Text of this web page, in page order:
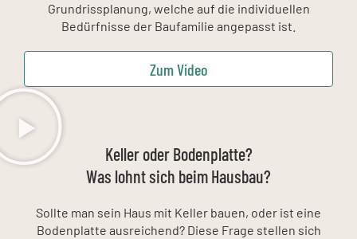
Grundrissplanung, welche auf die individuellen
Bedürfnisse der Baufamilie angepasst ist.
Zum Video
Keller oder Bodenplatte?
Was lohnt sich beim Hausbau?
Sollte man sein Haus mit Keller bauen, oder ist eine
Bodenplatte ausreichend? Diese Frage stellen sich